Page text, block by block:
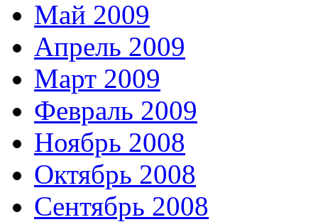
Май 2009
Апрель 2009
Март 2009
Февраль 2009
Ноябрь 2008
Октябрь 2008
Сентябрь 2008